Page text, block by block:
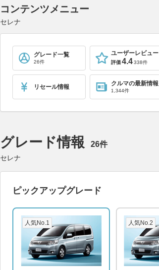
コンテンツメニュー
セレナ
グレード一覧
26件
ユーザーレビュー
評価4.4338件
リセール情報 クルマの最新情報
1,344件
グレード情報 26件
セレナ
ピックアップグレード
人気No.1 人気No.2